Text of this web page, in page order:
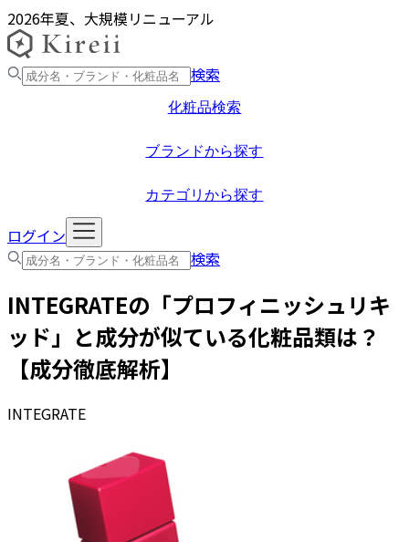
2026年夏、大規模リニューアル
検索
化粧品検索
ブランドから探す
カテゴリから探す
ログイン
検索
INTEGRATEの「プロフィニッシュリキ
ッド 」と成分が似ている化粧品類は？
【成分徹底解析】
INTEGRATE